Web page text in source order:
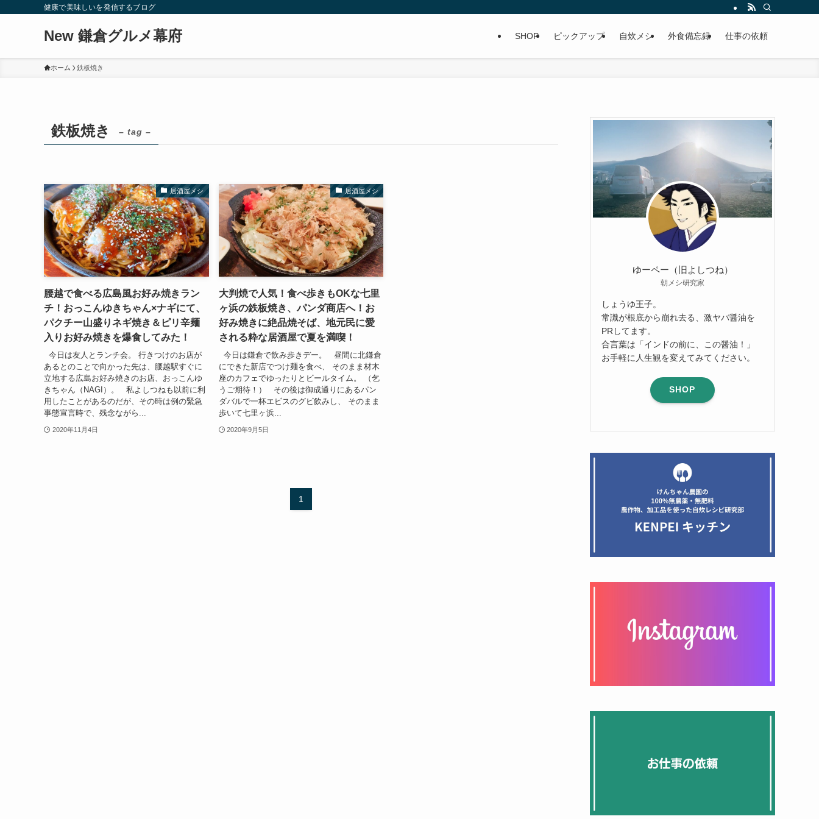
健康で美味しいを発信するブログ
New 鎌倉グルメ幕府 SHOP ピックアップ 自炊メシ 外食備忘録 仕事の依頼
ホーム 鉄板焼き
鉄板焼き – tag –
居酒屋メシ
腰越で食べる広島風お好み焼きラン
チ！おっこんゆきちゃん×ナギにて、
パクチー山盛りネギ焼き＆ピリ辛麺
入りお好み焼きを爆食してみた！
今日は友人とランチ会。 行きつけのお店が
あるとのことで向かった先は、腰越駅すぐに
立地する広島お好み焼きのお店、おっこんゆ
きちゃん（NAGI）。 私よしつねも以前に利
用したことがあるのだが、その時は例の緊急
事態宣言時で、残念ながら...
2020年11月4日
居酒屋メシ
大判焼で人気！食べ歩きもOKな七里
ヶ浜の鉄板焼き、パンダ商店へ！お
好み焼きに絶品焼そば、地元民に愛
される粋な居酒屋で夏を満喫！
今日は鎌倉で飲み歩きデー。 昼間に北鎌倉
にできた新店でつけ麺を食べ、 そのまま材木
座のカフェでゆったりとビールタイム。 （乞
うご期待！） その後は御成通りにあるパン
ダバルで一杯エビスのグビ飲みし、 そのまま
歩いて七里ヶ浜...
2020年9月5日
1
ゆーペー（旧よしつね）
朝メシ研究家
しょうゆ王子。
常識が根底から崩れ去る、激ヤバ醤油を
PRしてます。
合言葉は「インドの前に、この醤油！」
お手軽に人生観を変えてみてください。
SHOP